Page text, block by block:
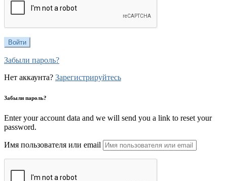
Забыли пароль?
Нет аккаунта? Зарегистрируйтесь
Забыли пароль?
Enter your account data and we will send you a link to reset your
password.
Имя пользователя или email